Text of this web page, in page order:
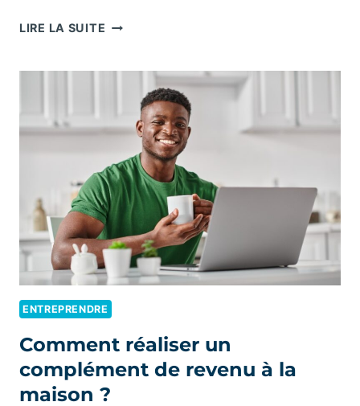
LIRE LA SUITE COMMENT
ONLYFANS
ENTREPRENDRE
Comment réaliser un
complément de revenu à la
maison ?